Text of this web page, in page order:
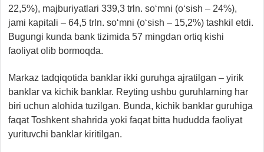
22,5%), majburiyatlari 339,3 trln. so‘mni (o‘sish – 24%),
jami kapitali – 64,5 trln. so‘mni (o‘sish – 15,2%) tashkil etdi.
Bugungi kunda bank tizimida 57 mingdan ortiq kishi
faoliyat olib bormoqda.
Markaz tadqiqotida banklar ikki guruhga ajratilgan – yirik
banklar va kichik banklar. Reyting ushbu guruhlarning har
biri uchun alohida tuzilgan. Bunda, kichik banklar guruhiga
faqat Toshkent shahrida yoki faqat bitta hududda faoliyat
yurituvchi banklar kiritilgan.